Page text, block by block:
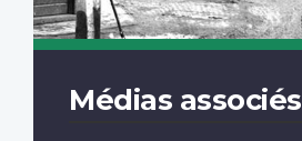
Médias associés